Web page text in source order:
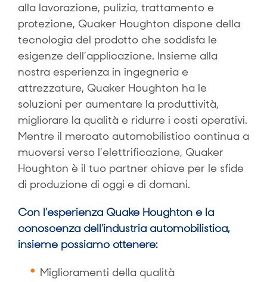
alla lavorazione, pulizia, trattamento e
protezione, Quaker Houghton dispone della
tecnologia del prodotto che soddisfa le
esigenze dell’applicazione. Insieme alla
nostra esperienza in ingegneria e
attrezzature, Quaker Houghton ha le
soluzioni per aumentare la produttività,
migliorare la qualità e ridurre i costi operativi.
Mentre il mercato automobilistico continua a
muoversi verso l’elettrificazione, Quaker
Houghton è il tuo partner chiave per le sfide
di produzione di oggi e di domani.
Con l’esperienza Quake Houghton e la
conoscenza dell’industria automobilistica,
insieme possiamo ottenere:
Miglioramenti della qualità